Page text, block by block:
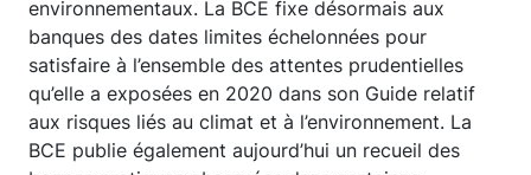
environnementaux. La BCE fixe désormais aux
banques des dates limites échelonnées pour
satisfaire à l’ensemble des attentes prudentielles
qu’elle a exposées en 2020 dans son Guide relatif
aux risques liés au climat et à l’environnement. La
BCE publie également aujourd’hui un recueil des